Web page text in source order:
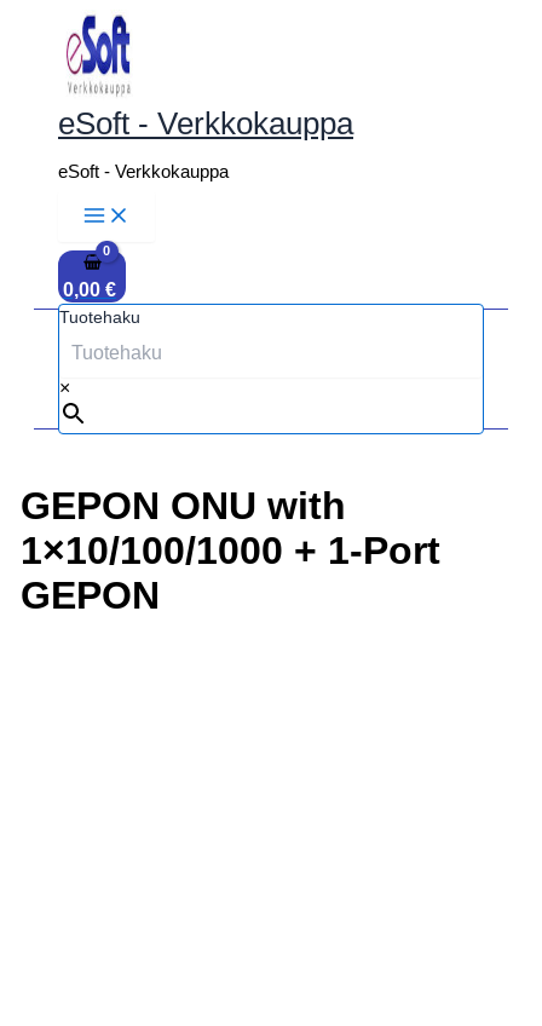
sisältöön
eSoft - Verkkokauppa
eSoft - Verkkokauppa
0,00 €
Tuotehaku
×
GEPON ONU with
1×10/100/1000 + 1-Port
GEPON